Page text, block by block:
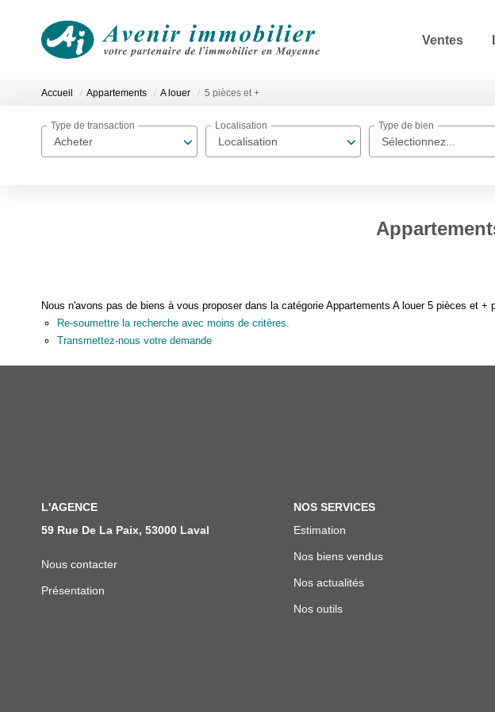
Ventes
Accueil Appartements A louer 5 pièces et +
Acheter
Type de transaction
Localisation
Localisation
Sélectionnez...
Type de bien
Nous n'avons pas de biens à vous proposer dans la catégorie Appartements A louer 5 pièces et
Re-soumettre la recherche avec moins de critères.
Transmettez-nous votre demande
L'AGENCE
59 Rue De La Paix, 53000 Laval
Nous contacter
Présentation
NOS SERVICES
Estimation
Nos biens vendus
Nos actualités
Nos outils